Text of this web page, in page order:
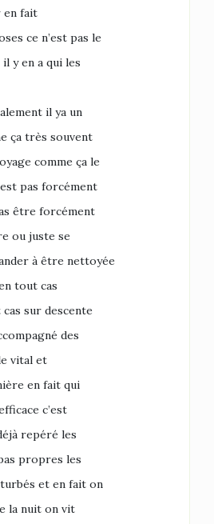
en fait
ce n’est pas le
y en a qui les
il ya un
ça très souvent
comme ça le
pas forcément
être forcément
ou juste se
à être nettoyée
tout cas
sur descente
des
vital et
en fait qui
c’est
repéré les
propres les
et en fait on
la nuit on vit